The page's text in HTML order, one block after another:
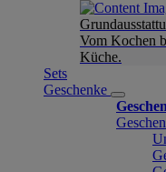
Vom Kochen
Küche.
Sets
Geschenke